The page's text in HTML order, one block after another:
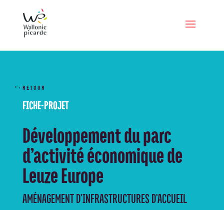
RETOUR
FICHE-PROJET
Développement du parc
d’activité économique de
Leuze Europe
AMÉNAGEMENT D'INFRASTRUCTURES D'ACCUEIL